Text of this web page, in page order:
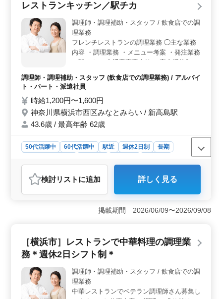
す。 ＜柔軟な働き方＞ 勤務時間は相談に応じて調
整することも可能で、パートタイムからフルタイムまで
様々な雇用形態が選べます。ライフスタイルに合わせた
働き方が実現できます。
レストランキッチン／駅チカ
調理師・調理補助・スタッフ / 飲食店での調
理業務
フレンチレストランの調理業務 ◯主な業務
内容 ・調理業務 ・メニュー考案 ・発注業務
＊駅チカ ＊交通費実費支給 ＊完全週休2日
制 これまでの調理経験を活かせるお仕事で
す！ おしゃれなフレンチレストランで活躍
してみませんか？
調理師・調理補助・スタッフ (飲食店での調理業務) / アルバイ
ト・パート・派遣社員
時給1,200円〜1,600円
神奈川県横浜市西区みなとみらい / 新高島駅
43.6歳 / 最高年齢 62歳
50代活躍中 60代活躍中 駅近 週休2日制
長期
調理師・調理補助・スタッフ
おすすめポイント
＜充実の休日＞ 完全週休2日制で残業なしのため、仕事
とプライベートを両立しやすい環境です。週3日から勤務
日数も相談でき、無理なく長く続けられます。 ＜経
験を活かし、料理の幅を広げながら活躍できます。
＜通勤＋待遇充実＞ 新高島駅から徒歩圏内で通勤しや
会保険など福利厚生も整っており、安心して長く働ける
環境です。
検討リスト に追加 詳しく見る
掲載期間 2026/06/09〜2026/09/08
［横浜市］レストランで中華料理の調理業
務＊週休2日シフト制＊
調理師・調理補助・スタッフ / 飲食店での調
理業務
中華レストランでベテラン調理師さん募集し